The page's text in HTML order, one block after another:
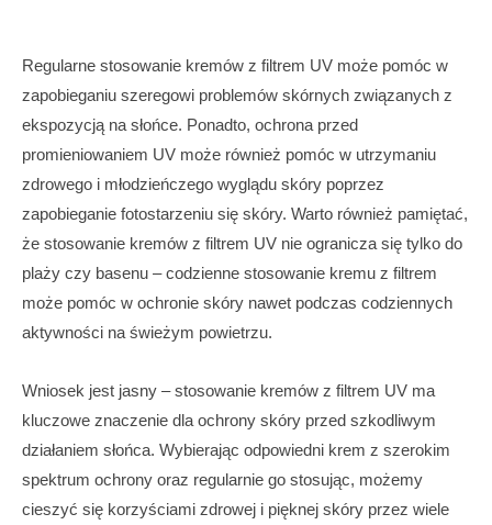
Regularne stosowanie kremów z filtrem UV może pomóc w
zapobieganiu szeregowi problemów skórnych związanych z
ekspozycją na słońce. Ponadto, ochrona przed
promieniowaniem UV może również pomóc w utrzymaniu
zdrowego i młodzieńczego wyglądu skóry poprzez
zapobieganie fotostarzeniu się skóry. Warto również pamiętać,
że stosowanie kremów z filtrem UV nie ogranicza się tylko do
plaży czy basenu – codzienne stosowanie kremu z filtrem
może pomóc w ochronie skóry nawet podczas codziennych
aktywności na świeżym powietrzu.
Wniosek jest jasny – stosowanie kremów z filtrem UV ma
kluczowe znaczenie dla ochrony skóry przed szkodliwym
działaniem słońca. Wybierając odpowiedni krem z szerokim
spektrum ochrony oraz regularnie go stosując, możemy
cieszyć się korzyściami zdrowej i pięknej skóry przez wiele